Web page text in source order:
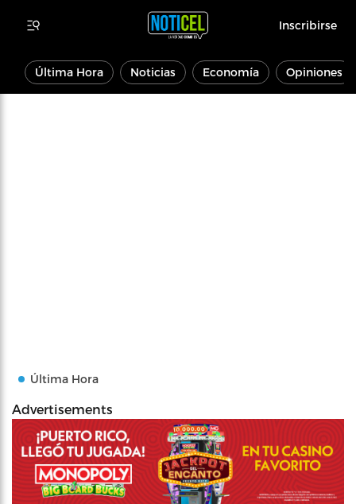
Inscribirse
Última Hora Noticias Economía Opiniones
Última Hora
Advertisements